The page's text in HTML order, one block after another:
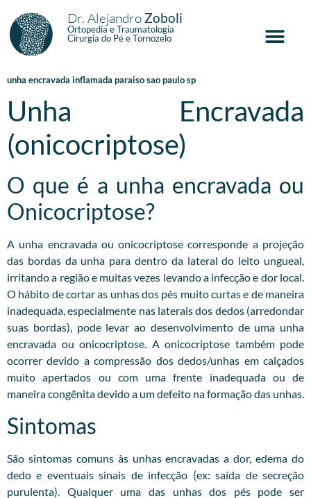
Dr. Alejandro Zoboli
Ortopedia e Traumatologia
Cirurgia do Pé e Tornozelo
unha encravada inflamada paraiso sao paulo sp
Unha Encravada
(onicocriptose)
O que é a unha encravada ou
Onicocriptose?
A unha encravada ou onicocriptose corresponde a projeção
das bordas da unha para dentro da lateral do leito ungueal,
irritando a região e muitas vezes levando a infecção e dor local.
O hábito de cortar as unhas dos pés muito curtas e de maneira
inadequada, especialmente nas laterais dos dedos (arredondar
suas bordas), pode levar ao desenvolvimento de uma unha
encravada ou onicocriptose. A onicocriptose também pode
ocorrer devido a compressão dos dedos/unhas em calçados
muito apertados ou com uma frente inadequada ou de
maneira congênita devido a um defeito na formação das unhas.
Sintomas
São sintomas comuns às unhas encravadas a dor, edema do
dedo e eventuais sinais de infecção (ex: saída de secreção
purulenta). Qualquer uma das unhas dos pés pode ser